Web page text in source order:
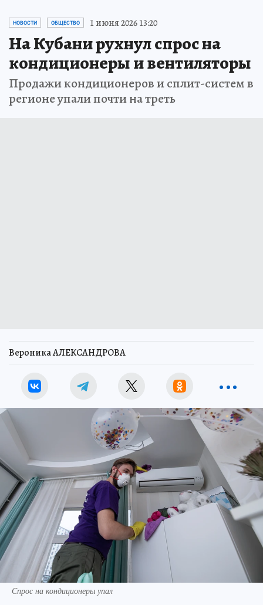
НОВОСТИ ОБЩЕСТВО 1 июня 2026 13:20
На Кубани рухнул спрос на
кондиционеры и вентиляторы
Продажи кондиционеров и сплит-систем в
регионе упали почти на треть
Вероника АЛЕКСАНДРОВА
Спрос на кондиционеры упал